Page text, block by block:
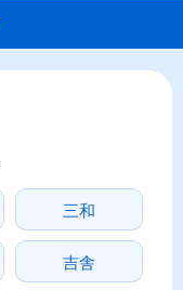
三和
吉舎